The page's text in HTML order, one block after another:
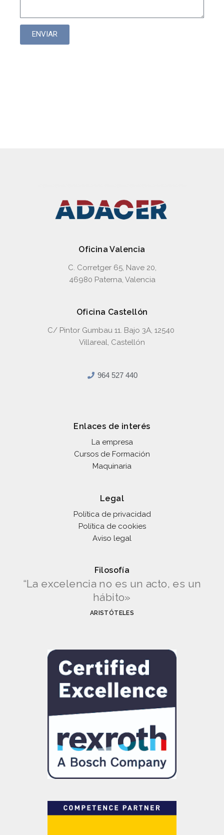
ENVIAR
Oficina Valencia
C. Corretger 65, Nave 20,
46980 Paterna, Valencia
Oficina Castellón
C/ Pintor Gumbau 11. Bajo 3A, 12540
Villareal, Castellón
964 527 440
Enlaces de interés
La empresa
Cursos de Formación
Maquinaria
Legal
Política de privacidad
Política de cookies
Aviso legal
Filosofía
“La excelencia no es un acto, es un
hábito»
ARISTÓTELES